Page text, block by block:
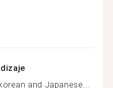
and Japanese...